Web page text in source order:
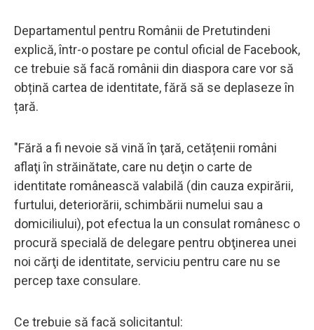
Departamentul pentru Românii de Pretutindeni
explică, într-o postare pe contul oficial de Facebook,
ce trebuie să facă românii din diaspora care vor să
obțină cartea de identitate, fără să se deplaseze în
țară.
"Fără a fi nevoie să vină în ţară, cetățenii români
aflaţi în străinătate, care nu deţin o carte de
identitate românească valabilă (din cauza expirării,
furtului, deteriorării, schimbării numelui sau a
domiciliului), pot efectua la un consulat românesc o
procură specială de delegare pentru obţinerea unei
noi cărţi de identitate, serviciu pentru care nu se
percep taxe consulare.
Ce trebuie să facă solicitantul: